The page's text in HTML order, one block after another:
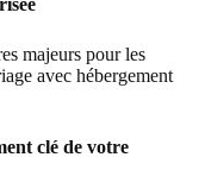
majeurs pour les
avec hébergement
clé de votre